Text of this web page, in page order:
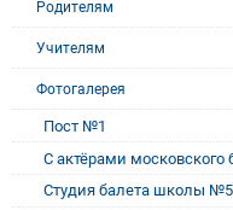
Родителям
Учителям
Фотогалерея
Пост №1
С актёрами московского
Студия балета школы №5